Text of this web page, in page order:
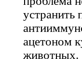
устранить
ацетоном
животных.